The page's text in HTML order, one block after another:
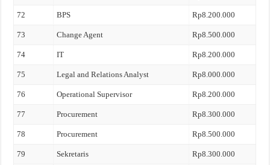
72 BPS Rp8.200.000
73 Change Agent Rp8.500.000
74 IT Rp8.200.000
75 Legal and Relations Analyst Rp8.000.000
76 Operational Supervisor Rp8.200.000
77 Procurement Rp8.300.000
78 Procurement Rp8.500.000
79 Sekretaris Rp8.300.000